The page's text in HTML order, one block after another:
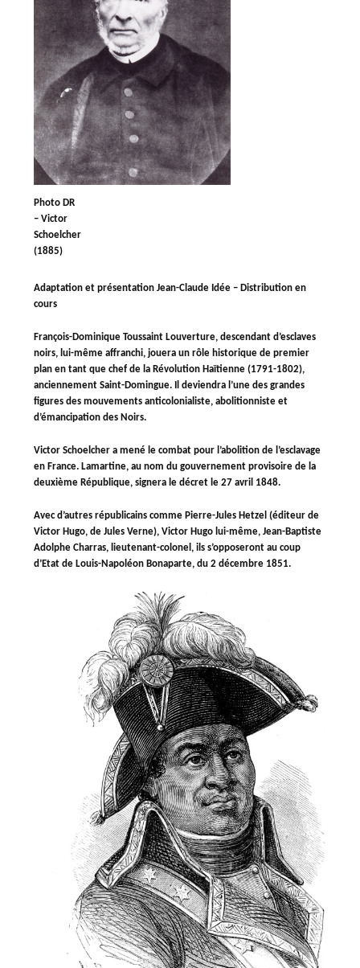
Photo DR
– Victor
Schoelcher
(1885)
Adaptation et présentation Jean-Claude Idée – Distribution en
cours
François-Dominique Toussaint Louverture, descendant d’esclaves
noirs, lui-même affranchi, jouera un rôle historique de premier
plan en tant que chef de la Révolution Haïtienne (1791-1802),
anciennement Saint-Domingue. Il deviendra l’une des grandes
figures des mouvements anticolonialiste, abolitionniste et
d’émancipation des Noirs.
Victor Schoelcher a mené le combat pour l’abolition de l’esclavage
en France. Lamartine, au nom du gouvernement provisoire de la
deuxième République, signera le décret le 27 avril 1848.
Avec d’autres républicains comme Pierre-Jules Hetzel (éditeur de
Victor Hugo, de Jules Verne), Victor Hugo lui-même, Jean-Baptiste
Adolphe Charras, lieutenant-colonel, ils s’opposeront au coup
d’Etat de Louis-Napoléon Bonaparte, du 2 décembre 1851.